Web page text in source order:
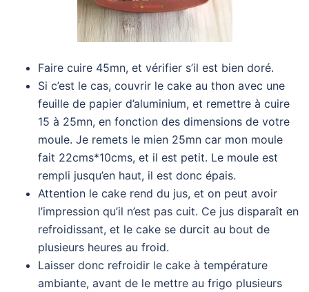
Faire cuire 45mn, et vérifier s’il est bien doré.
Si c’est le cas, couvrir le cake au thon avec une
feuille de papier d’aluminium, et remettre à cuire
15 à 25mn, en fonction des dimensions de votre
moule. Je remets le mien 25mn car mon moule
fait 22cms*10cms, et il est petit. Le moule est
rempli jusqu’en haut, il est donc épais.
Attention le cake rend du jus, et on peut avoir
l’impression qu’il n’est pas cuit. Ce jus disparaît en
refroidissant, et le cake se durcit au bout de
plusieurs heures au froid.
Laisser donc refroidir le cake à température
ambiante, avant de le mettre au frigo plusieurs